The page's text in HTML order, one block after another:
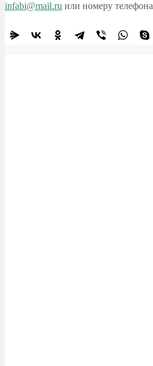
infabi@mail.ru или номеру телефона